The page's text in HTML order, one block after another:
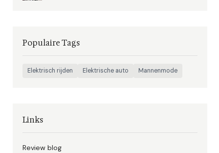
Populaire Tags
Elektrisch rijden Elektrische auto Mannenmode
Links
Review blog